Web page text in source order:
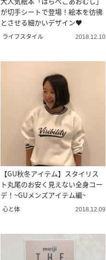
が切手シートで登場！絵本を彷彿
とさせる細かいデザイン♥
ライフスタイル 2018.12.10
【GU秋冬アイテム】スタイリス
ト丸尾のお安く見えない全身コー
デ！~GUメンズアイテム編~
心と体 2018.12.09